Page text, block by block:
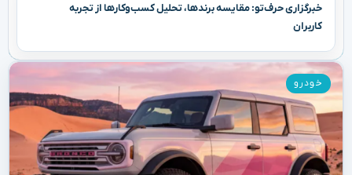
خبرگزاری حرف‌تو: مقایسه برندها، تحلیل کسب‌وکارها از تجربه
کاربران
خودرو